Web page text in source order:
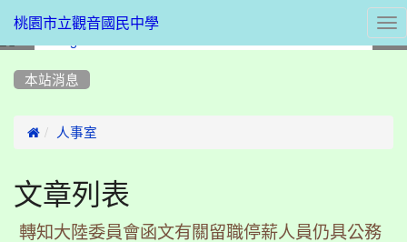
桃園市立觀音國民中學
本站消息
 人事室
文章列表
轉知大陸委員會函文有關留職停薪人員仍具公務